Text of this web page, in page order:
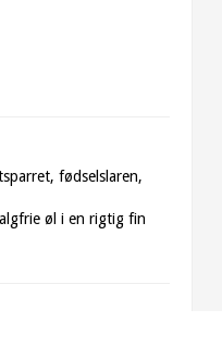
fødselslaren,
øl i en rigtig fin